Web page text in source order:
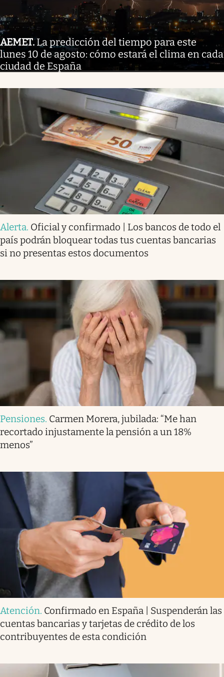
AEMET.La predicción del tiempo para este
lunes 10 de agosto: cómo estará el clima en cada
ciudad de España
Alerta. Oficial y confirmado | Los bancos de todo el
país podrán bloquear todas tus cuentas bancarias
si no presentas estos documentos
Pensiones. Carmen Morera, jubilada: “Me han
recortado injustamente la pensión a un 18%
menos”
Atención. Confirmado en España | Suspenderán las
cuentas bancarias y tarjetas de crédito de los
contribuyentes de esta condición